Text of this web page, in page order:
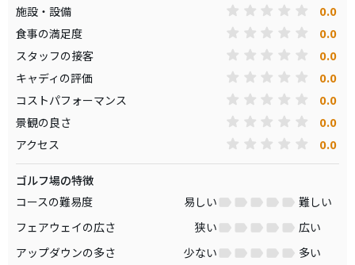
施設・設備 0.0
食事の満足度 0.0
スタッフの接客 0.0
キャディの評価 0.0
コストパフォーマンス 0.0
景観の良さ 0.0
アクセス 0.0
ゴルフ場の特徴
コースの難易度
易しい
難しい
フェアウェイの広さ
狭い
広い
アップダウンの多さ
少ない
多い